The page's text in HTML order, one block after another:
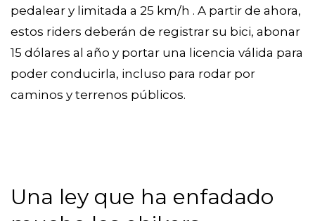
pedalear y limitada a 25 km/h . A partir de ahora,
estos riders deberán de registrar su bici, abonar
15 dólares al año y portar una licencia válida para
poder conducirla, incluso para rodar por
caminos y terrenos públicos.
Una ley que ha enfadado